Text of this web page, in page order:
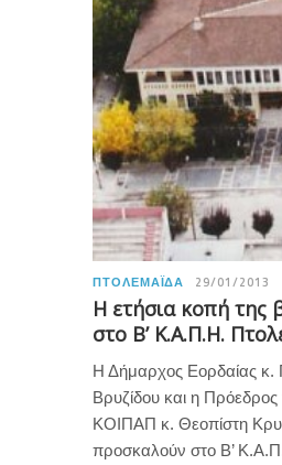
ΠΤΟΛΕΜΑΪ́ΔΑ 29/01/2013
Η ετήσια κοπή της
στο Β’ Κ.Α.Π.Η.
Η Δήμαρχος Εορδαίας
Βρυζίδου και η
ΚΟΙΠΑΠ κ. Θεοπίστη
προσκαλούν στο Β’